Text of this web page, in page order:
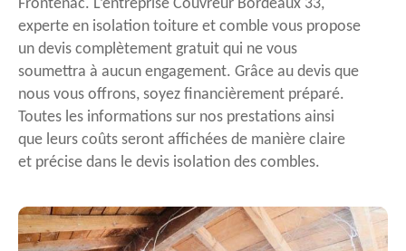
Frontenac. L’entreprise Couvreur Bordeaux 33,
experte en isolation toiture et comble vous propose
un devis complètement gratuit qui ne vous
soumettra à aucun engagement. Grâce au devis que
nous vous offrons, soyez financièrement préparé.
Toutes les informations sur nos prestations ainsi
que leurs coûts seront affichées de manière claire
et précise dans le devis isolation des combles.